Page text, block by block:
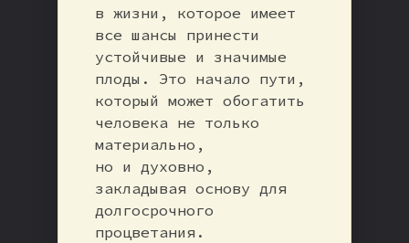
в жизни, которое имеет
все шансы принести
устойчивые и значимые
плоды. Это начало пути,
который может обогатить
человека не только
материально,
но и духовно,
закладывая основу для
долгосрочного
процветания.